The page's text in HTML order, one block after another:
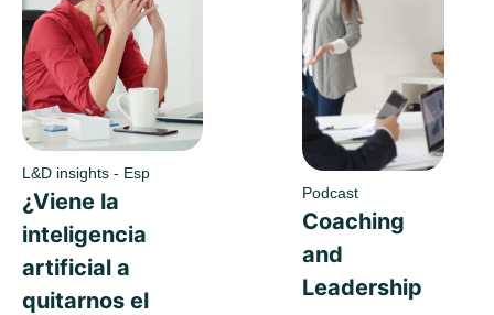
L&D insights - Esp
¿Viene la
inteligencia
artificial a
quitarnos el
Podcast
Coaching
and
Leadership